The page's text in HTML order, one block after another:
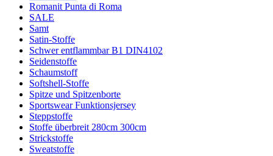
Romanit Punta di Roma
SALE
Samt
Satin-Stoffe
Schwer entflammbar B1 DIN4102
Seidenstoffe
Schaumstoff
Softshell-Stoffe
Spitze und Spitzenborte
Sportswear Funktionsjersey
Steppstoffe
Stoffe überbreit 280cm 300cm
Strickstoffe
Sweatstoffe